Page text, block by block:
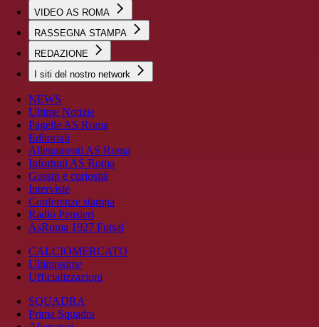
VIDEO AS ROMA
RASSEGNA STAMPA
REDAZIONE
I siti del nostro network
NEWS
Ultime Notizie
Pagelle AS Roma
Editoriali
Allenamenti AS Roma
Infortuni AS Roma
Gossip e curiosità
Interviste
Conferenze stampa
Radio Pensieri
AsRoma 1927 Futsal
CALCIOMERCATO
Ultimissime
Ufficializzazioni
SQUADRA
Prima Squadra